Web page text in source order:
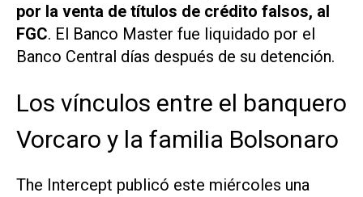
por la venta de títulos de crédito falsos, al
FGC. El Banco Master fue liquidado por el
Banco Central días después de su detención.
Los vínculos entre el banquero
Vorcaro y la familia Bolsonaro
The Intercept publicó este miércoles una